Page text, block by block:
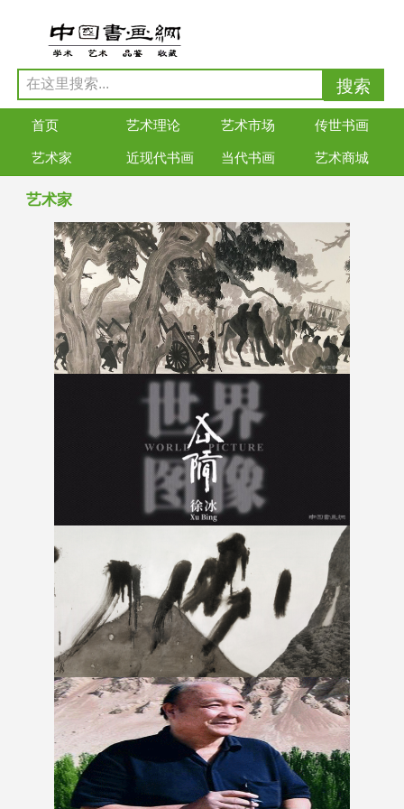
首页 艺术理论 艺术市场 传世书画
艺术家 近现代书画 当代书画 艺术商城
艺术家